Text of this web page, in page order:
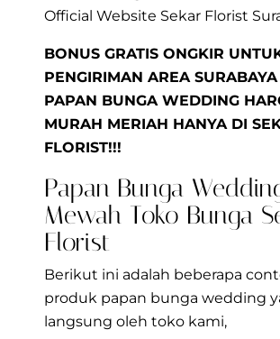
Official Website Sekar Florist
BONUS GRATIS ONGKIR
PENGIRIMAN AREA
PAPAN BUNGA WEDDING
MURAH MERIAH HANYA DI
FLORIST!!!
Papan Bunga
Mewah Toko Bunga
Florist
Berikut ini adalah beberapa
produk papan bunga wedding
langsung oleh toko kami,